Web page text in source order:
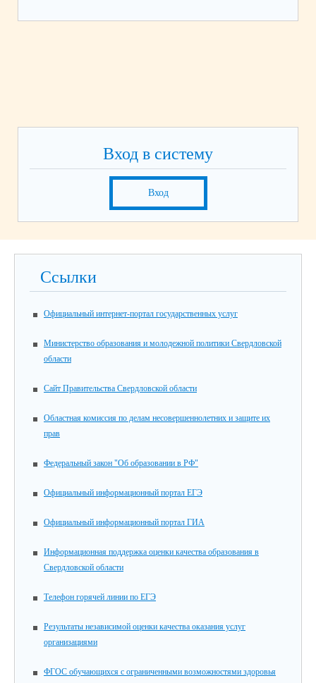
Вход в систему
Вход
Ссылки
Официальный интернет-портал государственных услуг
Министерство образования и молодежной политики Свердловской
области
Сайт Правительства Свердловской области
Областная комиссия по делам несовершеннолетних и защите их
прав
Федеральный закон "Об образовании в РФ"
Официальный информационный портал ЕГЭ
Официальный информационный портал ГИА
Информационная поддержка оценки качества образования в
Свердловской области
Телефон горячей линии по ЕГЭ
Результаты независимой оценки качества оказания услуг
организациями
ФГОС обучающихся с ограниченными возможностями здоровья